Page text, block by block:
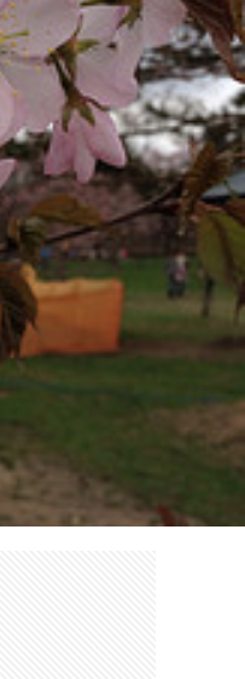
ト
散
歩
の
ブ
ロ
グ
に